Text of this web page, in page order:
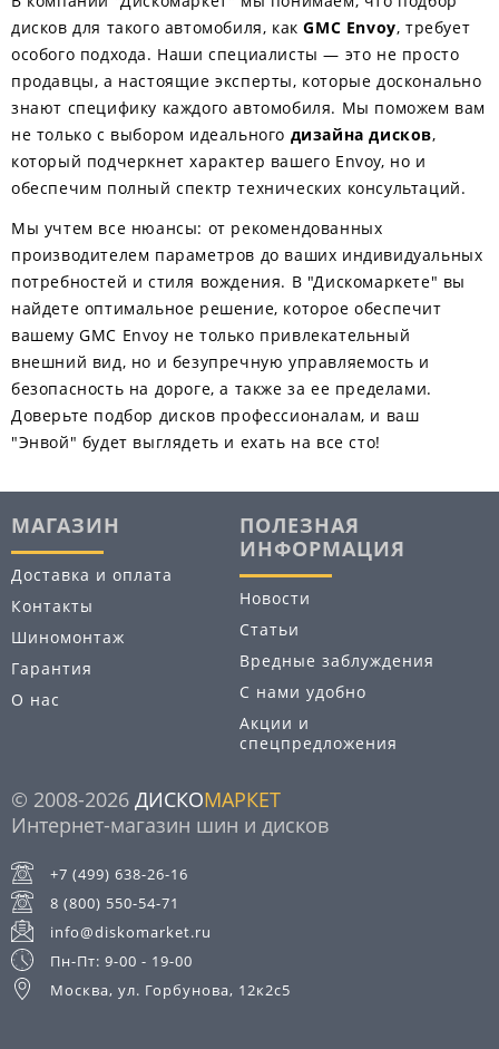
дисков для такого автомобиля, какGMC Envoy, требует
особого подхода. Наши специалисты — это не просто
продавцы, а настоящие эксперты, которые досконально
знают специфику каждого автомобиля. Мы поможем вам
не только с выбором идеального дизайна дисков,
который подчеркнет характер вашего Envoy, но и
обеспечим полный спектр технических консультаций.
Мы учтем все нюансы: от рекомендованных
производителем параметров до ваших индивидуальных
потребностей и стиля вождения. В "Дискомаркете" вы
найдете оптимальное решение, которое обеспечит
вашему GMC Envoy не только привлекательный
внешний вид, но и безупречную управляемость и
безопасность на дороге, а также за ее пределами.
Доверьте подбор дисков профессионалам, и ваш
"Энвой" будет выглядеть и ехать на все сто!
МАГАЗИН
Доставка и оплата
Контакты
Шиномонтаж
Гарантия
О нас
ПОЛЕЗНАЯ
ИНФОРМАЦИЯ
Новости
Статьи
Вредные заблуждения
С нами удобно
Акции и
спецпредложения
© 2008-2026 ДИСКОМАРКЕТ
Интернет-магазин шин и дисков
+7 (499) 638-26-16
8 (800) 550-54-71
info@diskomarket.ru
Пн-Пт: 9-00 - 19-00
Москва, ул. Горбунова, 12к2с5